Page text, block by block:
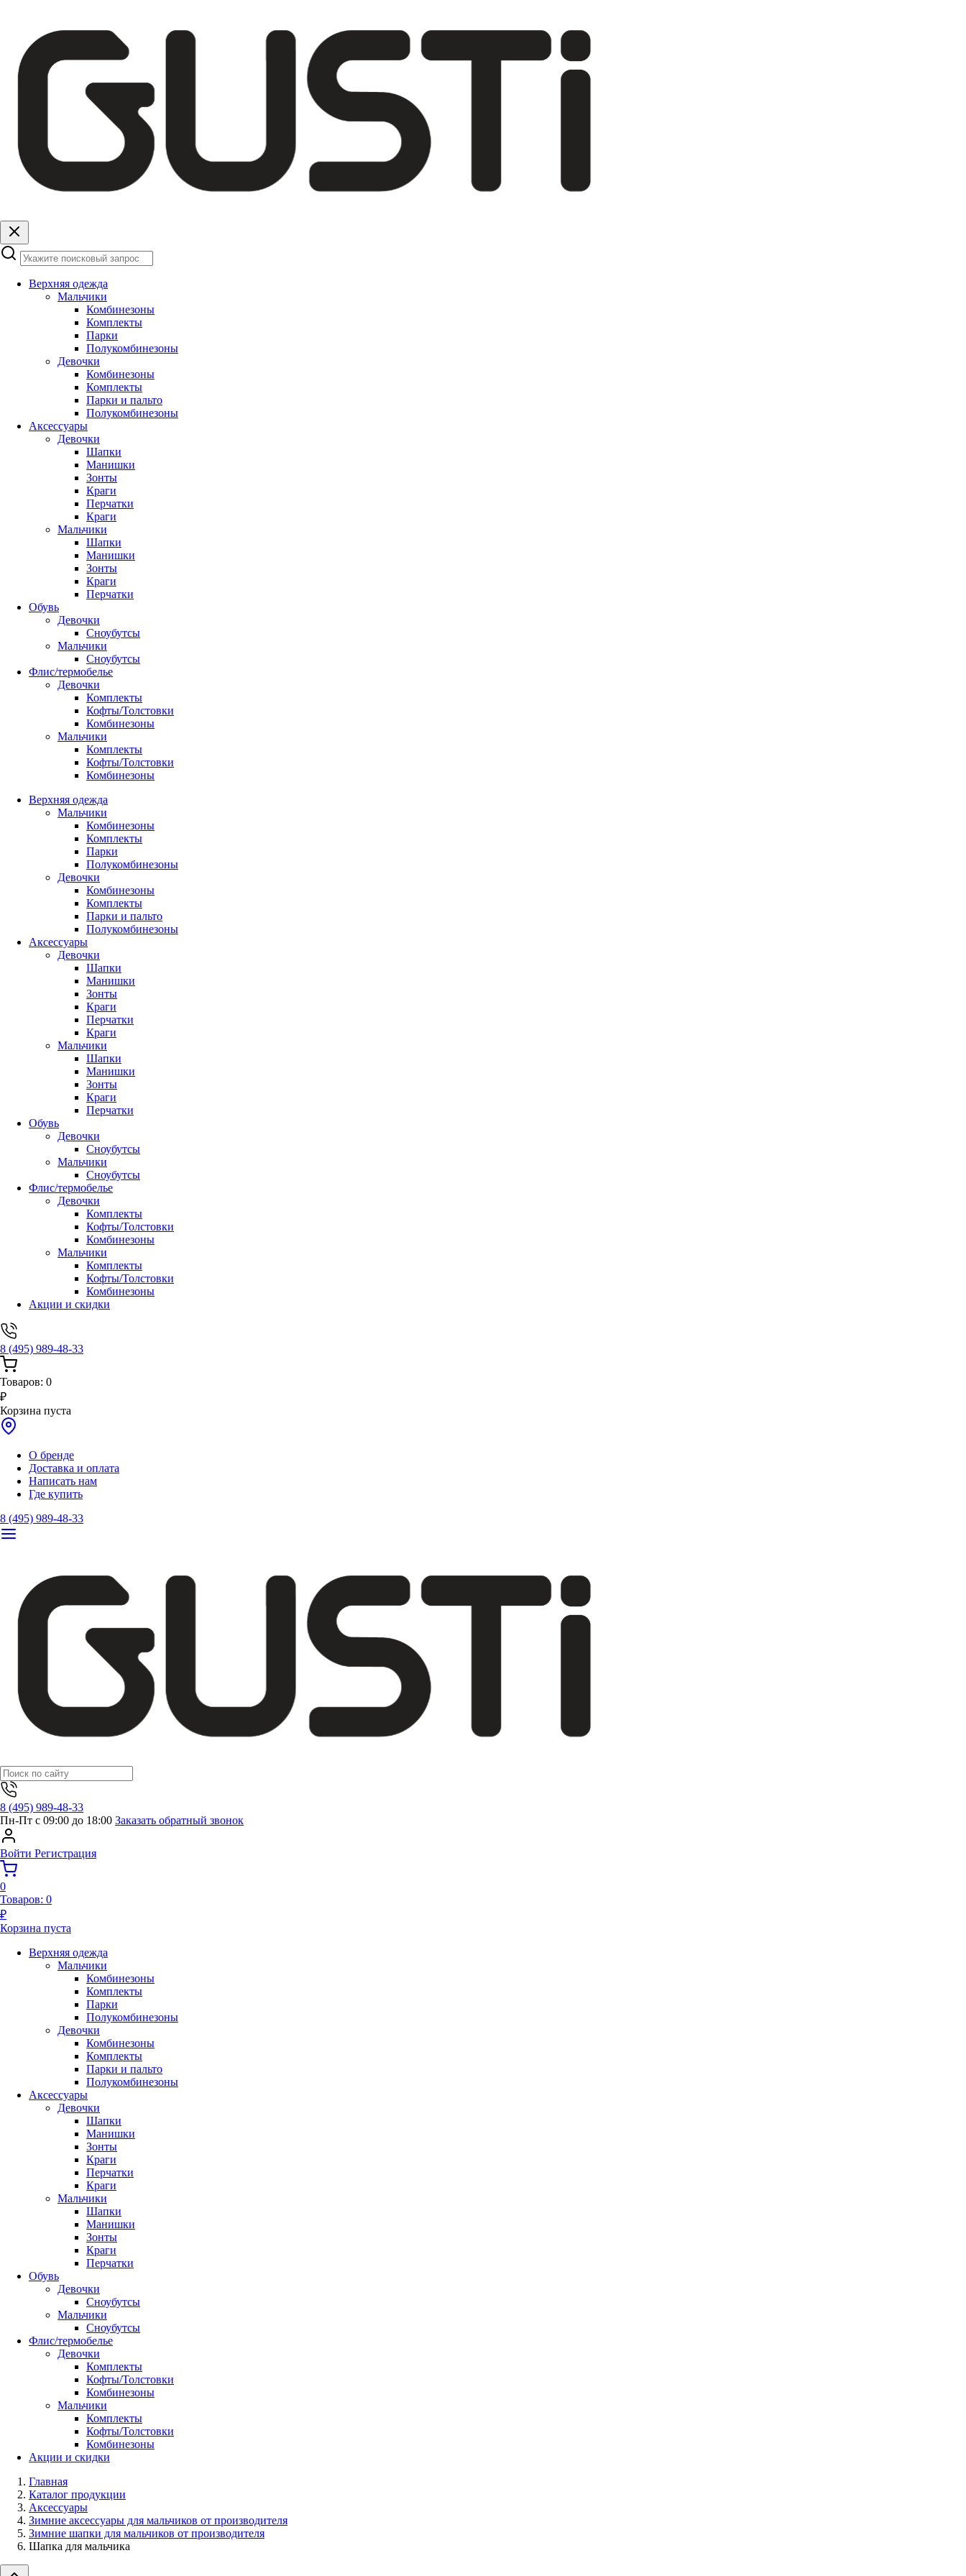
Верхняя одежда
Мальчики
Комбинезоны
Комплекты
Парки
Полукомбинезоны
Девочки
Комбинезоны
Комплекты
Парки и пальто
Полукомбинезоны
Аксессуары
Девочки
Шапки
Манишки
Зонты
Краги
Перчатки
Краги
Мальчики
Шапки
Манишки
Зонты
Краги
Перчатки
Обувь
Девочки
Сноубутсы
Мальчики
Сноубутсы
Флис/термобелье
Девочки
Комплекты
Кофты/Толстовки
Комбинезоны
Мальчики
Комплекты
Кофты/Толстовки
Комбинезоны
Верхняя одежда
Мальчики
Комбинезоны
Комплекты
Парки
Полукомбинезоны
Девочки
Комбинезоны
Комплекты
Парки и пальто
Полукомбинезоны
Аксессуары
Девочки
Шапки
Манишки
Зонты
Краги
Перчатки
Краги
Мальчики
Шапки
Манишки
Зонты
Краги
Перчатки
Обувь
Девочки
Сноубутсы
Мальчики
Сноубутсы
Флис/термобелье
Девочки
Комплекты
Кофты/Толстовки
Комбинезоны
Мальчики
Комплекты
Кофты/Толстовки
Комбинезоны
Акции и скидки
8 (495) 989-48-33
Товаров: 0
₽
Корзина пуста
О бренде
Доставка и оплата
Написать нам
Где купить
8 (495) 989-48-33
8 (495) 989-48-33
Пн-Пт с 09:00 до 18:00 Заказать обратный звонок
Войти Регистрация
0
Товаров: 0
₽
Корзина пуста
Верхняя одежда
Мальчики
Комбинезоны
Комплекты
Парки
Полукомбинезоны
Девочки
Комбинезоны
Комплекты
Парки и пальто
Полукомбинезоны
Аксессуары
Девочки
Шапки
Манишки
Зонты
Краги
Перчатки
Краги
Мальчики
Шапки
Манишки
Зонты
Краги
Перчатки
Обувь
Девочки
Сноубутсы
Мальчики
Сноубутсы
Флис/термобелье
Девочки
Комплекты
Кофты/Толстовки
Комбинезоны
Мальчики
Комплекты
Кофты/Толстовки
Комбинезоны
Акции и скидки
Главная
Каталог продукции
Аксессуары
Зимние аксессуары для мальчиков от производителя
Зимние шапки для мальчиков от производителя
Шапка для мальчика